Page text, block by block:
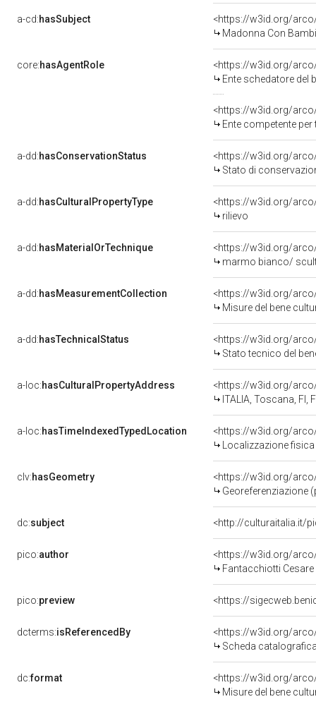
a-cd:hasSubject
<https://w3id.org/
Madonna Con
core:hasAgentRole
<https://w3id.org/
Ente schedatore del
<https://w3id.org/
Ente competente per tutela del
a-dd:hasConservationStatus
<https://w3id.org/
Stato di
a-dd:hasCulturalPropertyType
<https://w3id.org/
rilievo
a-dd:hasMaterialOrTechnique
<https://w3id.org/
marmo bianco/
a-dd:hasMeasurementCollection
<https://w3id.org/
Misure del bene
a-dd:hasTechnicalStatus
<https://w3id.org/
Stato tecnico del
a-loc:hasCulturalPropertyAddress
<https://w3id.org/
ITALIA, Toscana, FI,
a-loc:hasTimeIndexedTypedLocation
<https://w3id.org/
Localizzazione
clv:hasGeometry
<https://w3id.org/
Georeferenziazione
dc:subject <http://culturaitalia.it/
pico:author
<https://w3id.org/
Fantacchiotti
pico:preview <https://
dcterms:isReferencedBy
<https://w3id.org/
Scheda
dc:format
<https://w3id.org/
Misure del bene